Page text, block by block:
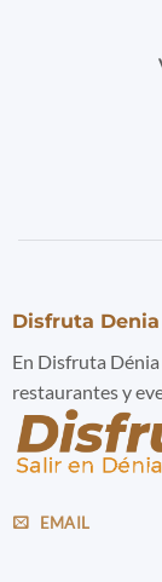
Disfruta Denia
En Disfruta
restaurantes y
EMAIL